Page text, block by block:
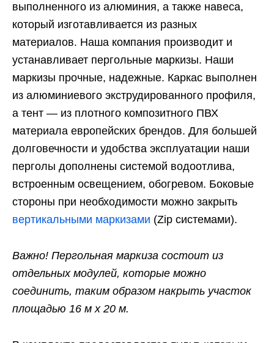
выполненного из алюминия, а также навеса,
который изготавливается из разных
материалов. Наша компания производит и
устанавливает пергольные маркизы. Наши
маркизы прочные, надежные. Каркас выполнен
из алюминиевого экструдированного профиля,
а тент — из плотного композитного ПВХ
материала европейских брендов. Для большей
долговечности и удобства эксплуатации наши
перголы дополнены системой водоотлива,
встроенным освещением, обогревом. Боковые
стороны при необходимости можно закрыть
вертикальными маркизами (Zip системами).
Важно! Пергольная маркиза состоит из
отдельных модулей, которые можно
соединить, таким образом накрыть участок
площадью 16 м х 20 м.